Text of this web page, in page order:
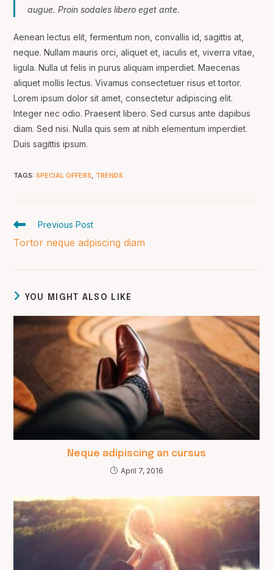
augue. Proin sodales libero eget ante.
Aenean lectus elit, fermentum non, convallis id, sagittis at,
neque. Nullam mauris orci, aliquet et, iaculis et, viverra vitae,
ligula. Nulla ut felis in purus aliquam imperdiet. Maecenas
aliquet mollis lectus. Vivamus consectetuer risus et tortor.
Lorem ipsum dolor sit amet, consectetur adipiscing elit.
Integer nec odio. Praesent libero. Sed cursus ante dapibus
diam. Sed nisi. Nulla quis sem at nibh elementum imperdiet.
Duis sagittis ipsum.
TAGS:SPECIAL OFFERS TRENDS
Read
articles
Previous Post
Tortor neque adpiscing diam
YOU MIGHT ALSO LIKE
Neque adipiscing an cursus
April 7, 2016